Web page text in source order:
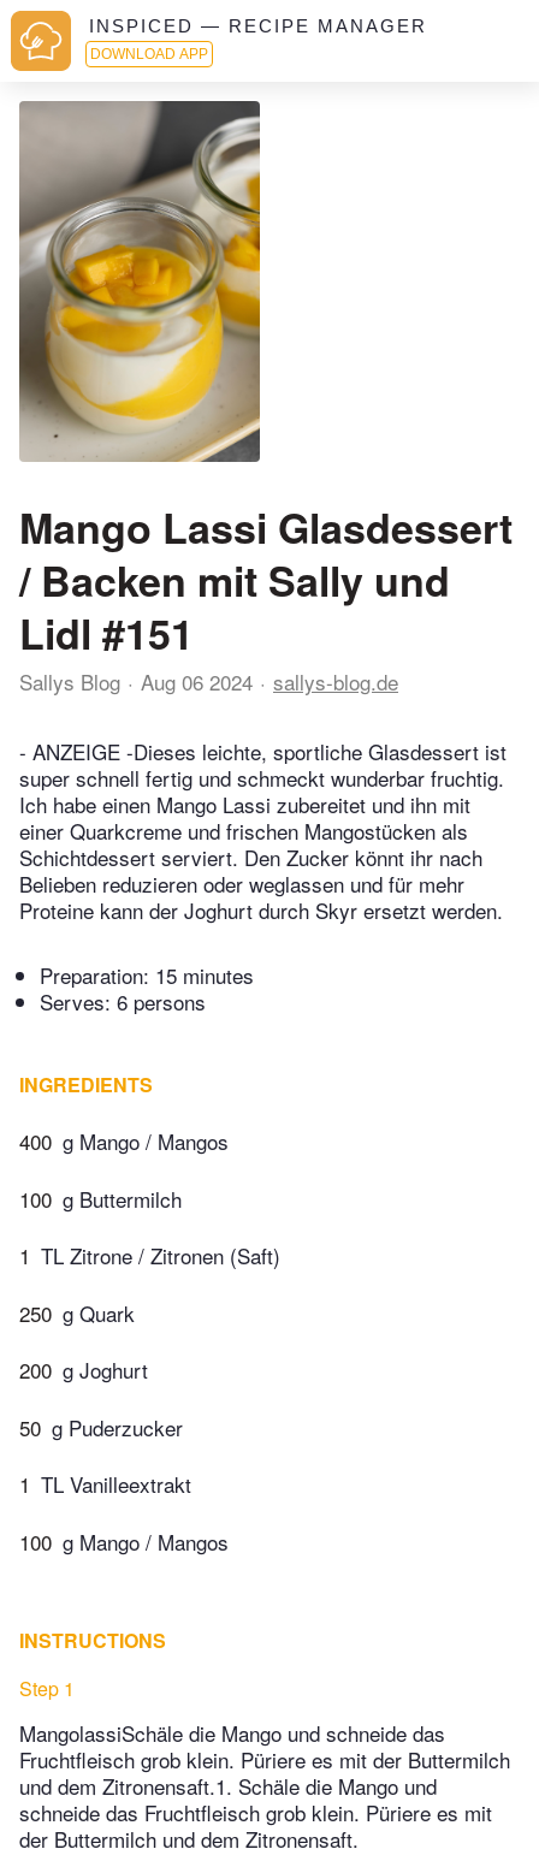
INSPICED — RECIPE MANAGER
DOWNLOAD APP
Mango Lassi Glasdessert
/ Backen mit Sally und
Lidl #151
Sallys Blog Aug 06 2024 sallys-blog.de
- ANZEIGE -Dieses leichte, sportliche Glasdessert ist
super schnell fertig und schmeckt wunderbar fruchtig.
Ich habe einen Mango Lassi zubereitet und ihn mit
einer Quarkcreme und frischen Mangostücken als
Schichtdessert serviert. Den Zucker könnt ihr nach
Belieben reduzieren oder weglassen und für mehr
Proteine kann der Joghurt durch Skyr ersetzt werden.
Preparation: 15 minutes
Serves: 6 persons
INGREDIENTS
400 g Mango / Mangos
100 g Buttermilch
1 TL Zitrone / Zitronen (Saft)
250 g Quark
200 g Joghurt
50 g Puderzucker
1 TL Vanilleextrakt
100 g Mango / Mangos
INSTRUCTIONS
Step 1
MangolassiSchäle die Mango und schneide das
Fruchtfleisch grob klein. Püriere es mit der Buttermilch
und dem Zitronensaft.1. Schäle die Mango und
schneide das Fruchtfleisch grob klein. Püriere es mit
der Buttermilch und dem Zitronensaft.